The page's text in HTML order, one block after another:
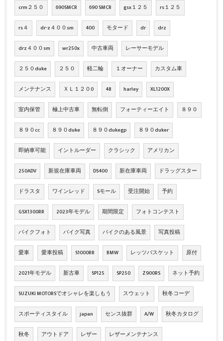
crm２５０ 690SMCR 690 SMCR gsx１２５ rs１２５
rs４ dr-z４００sm 400 モタード dr drz
drz４００sm wr250x 中古車両 レーサーモデル
２５０duke ２５０ 軽二輪 １オーナー カスタム車
メンテナンス ＸＬ１２０0 48 harley XL1200X
室内保管 極上中古車 無転倒 フォーティーエイト ８９０
８９０cc ８９０duke ８９０dukegp ８９０duker
即納車可能 イントルーダー クラシック アメリカン
250ADV 新規在庫車両 DS400 新在庫車両 ドラッグスター
ドラスタ ワインレッド Sモール 受注開始 予約
GSX1300RR 2023年モデル 期間限定 フォトコンテスト
バイクフォト バイク写真 バイクのある風景 写真投稿
愛車 愛車投稿 S1000RR BMW レッツバスケット 原付
2021年モデル 新古車 SP125 SP250 Z900RS ネット予約
SUZUKI MOTORSでオシャレを楽しもう スウェット 秋冬コーデ
スポーティスタイル japan センス抜群 A/W 秋冬カタログ
秋冬 アウトドア レザー レザーメンテナンス